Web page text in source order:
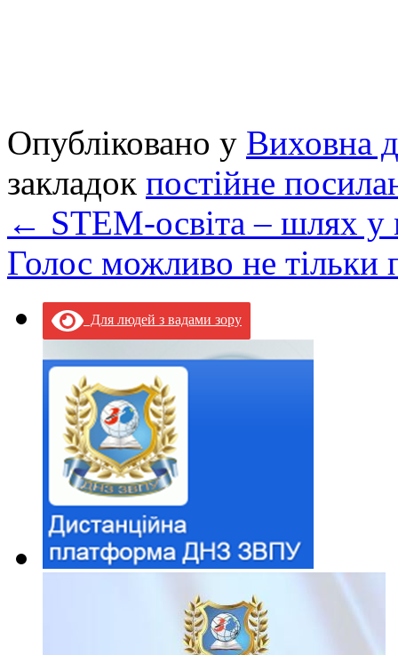
Опубліковано у Виховна
закладок постійне
← STEM-освіта – шлях у
Голос можливо не
Для людей з вадами зору